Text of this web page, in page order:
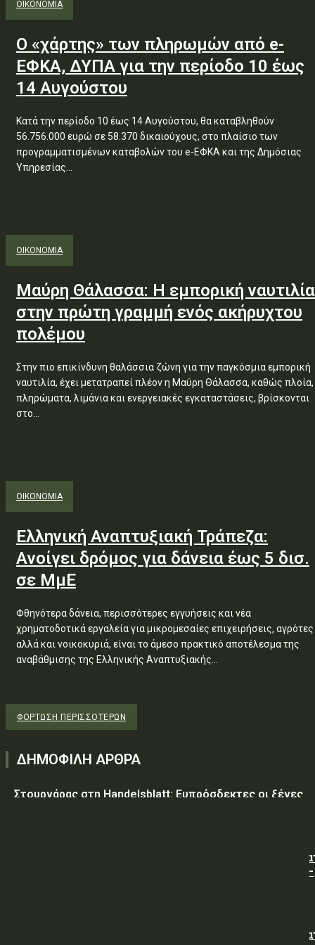
ΟΙΚΟΝΟΜΙΑ
Ο «χάρτης» των πληρωμών από e-
ΕΦΚΑ, ΔΥΠΑ για την περίοδο 10 έως
14 Αυγούστου
Κατά την περίοδο 10 έως 14 Αυγούστου, θα καταβληθούν
56.756.000 ευρώ σε 58.370 δικαιούχους, στο πλαίσιο των
προγραμματισμένων καταβολών του e-ΕΦΚΑ και της Δημόσιας
Υπηρεσίας...
ΟΙΚΟΝΟΜΙΑ
Μαύρη Θάλασσα: Η εμπορική ναυτιλία
στην πρώτη γραμμή ενός ακήρυχτου
πολέμου
Στην πιο επικίνδυνη θαλάσσια ζώνη για την παγκόσμια εμπορική
ναυτιλία, έχει μετατραπεί πλέον η Μαύρη Θάλασσα, καθώς πλοία,
πληρώματα, λιμάνια και ενεργειακές εγκαταστάσεις, βρίσκονται
στο...
ΟΙΚΟΝΟΜΙΑ
Ελληνική Αναπτυξιακή Τράπεζα:
Aνοίγει δρόμος για δάνεια έως 5 δισ.
σε ΜμΕ
Φθηνότερα δάνεια, περισσότερες εγγυήσεις και νέα
χρηματοδοτικά εργαλεία για μικρομεσαίες επιχειρήσεις, αγρότες
αλλά και νοικοκυριά, είναι το άμεσο πρακτικό αποτέλεσμα της
αναβάθμισης της Ελληνικής Αναπτυξιακής...
ΦΌΡΤΩΣΗ ΠΕΡΙΣΣΟΤΈΡΩΝ
ΔΗΜΟΦΙΛΗ ΑΡΘΡΑ
Στουρνάρας στη Handelsblatt: Ευπρόσδεκτες οι ξένες
ΥΠ.ΠΡΟ.ΠΟ.: « Προσωρινές κυκλοφοριακές ρυθμίσεις
τον 7ο Λαϊκό Αγώνα Δρόμου φράγμα Λίμνης Πλαστήρα –
ΥΠ.ΠΡΟ.ΠΟ.: « Προσωρινές κυκλοφοριακές ρυθμίσεις